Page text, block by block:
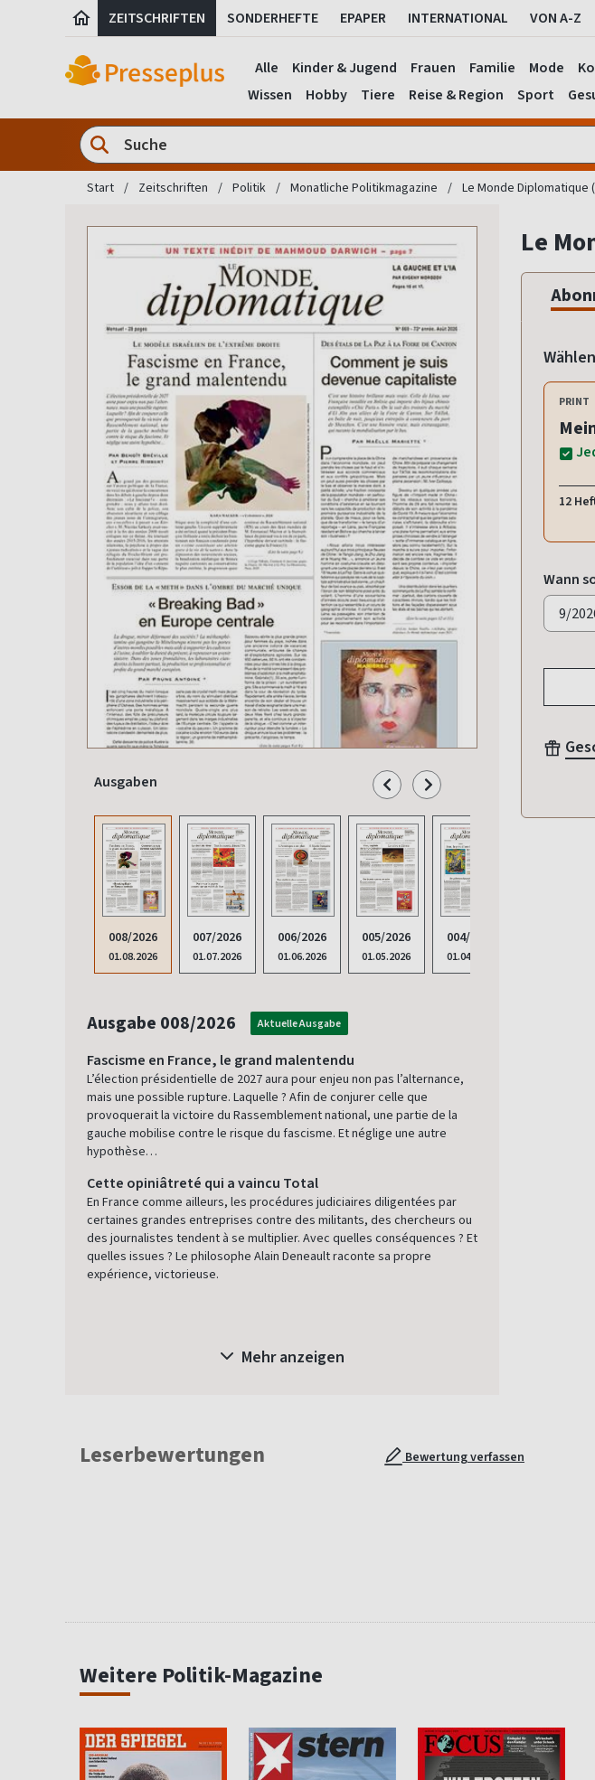
ZEITSCHRIFTEN SONDERHEFTE EPAPER INTERNATIONAL VON A-Z
Alle Kinder & Jugend Frauen Familie Mode
Wissen
Hobby Tiere Reise & Region Sport
Start Zeitschriften Politik Monatliche Politikmagazine Le Monde Diplomatique
Ausgaben
008/2026
01.08.2026
007/2026
01.07.2026
006/2026
01.06.2026
005/2026
01.05.2026
004/2026
01.04.2026
Ausgabe 008/2026 Aktuelle Ausgabe
Fascisme en France, le grand malentendu
L’élection présidentielle de 2027 aura pour enjeu non pas l’alternance,
mais une possible rupture. Laquelle ? Afin de conjurer celle que
provoquerait la victoire du Rassemblement national, une partie de la
gauche mobilise contre le risque du fascisme. Et néglige une autre
hypothèse…
Cette opiniâtreté qui a vaincu Total
En France comme ailleurs, les procédures judiciaires diligentées par
certaines grandes entreprises contre des militants, des chercheurs ou
des journalistes tendent à se multiplier. Avec quelles conséquences ? Et
quelles issues ? Le philosophe Alain Deneault raconte sa propre
expérience, victorieuse.
Mehr anzeigen
Le
PRINT
12
Wann
Leserbewertungen Bewertung verfassen
Weitere Politik-Magazine